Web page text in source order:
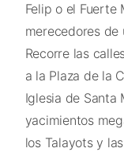
Felip o el Fuerte
merecedores
Recorre las
a la Plaza de la
Iglesia de Santa
yacimientos
los Talayots y